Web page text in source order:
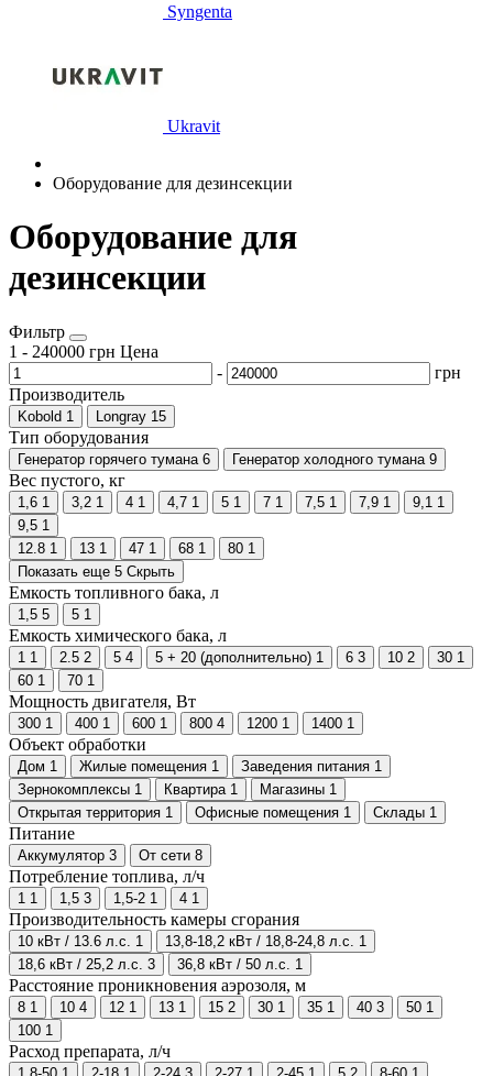
Syngenta
Ukravit
Оборудование для дезинсекции
Оборудование для
дезинсекции
Фильтр
1 - 240000 грн Цена
-
грн
Производитель
Kobold 1 Longray 15
Тип оборудования
Генератор горячего тумана 6 Генератор холодного тумана 9
Вес пустого, кг
1,6 1 3,2 1 4 1 4,7 1 5 1 7 1 7,5 1 7,9 1 9,1 1
9,5 1
12.8 1 13 1 47 1 68 1 80 1
Показать еще 5 Скрыть
Емкость топливного бака, л
1,5 5 5 1
Емкость химического бака, л
1 1 2.5 2 5 4 5 + 20 (дополнительно) 1 6 3 10 2 30 1
60 1 70 1
Мощность двигателя, Вт
300 1 400 1 600 1 800 4 1200 1 1400 1
Объект обработки
Дом 1 Жилые помещения 1 Заведения питания 1
Зернокомплексы 1 Квартира 1 Магазины 1
Открытая территория 1 Офисные помещения 1 Склады 1
Питание
Аккумулятор 3 От сети 8
Потребление топлива, л/ч
1 1 1,5 3 1,5-2 1 4 1
Производительность камеры сгорания
10 кВт / 13.6 л.с. 1 13,8-18,2 кВт / 18,8-24,8 л.с.
1
18,6 кВт / 25,2 л.с. 3 36,8 кВт / 50 л.с. 1
Расстояние проникновения аэрозоля, м
8 1 10 4 12 1 13 1 15 2 30 1 35 1 40 3 50 1
100 1
Расход препарата, л/ч